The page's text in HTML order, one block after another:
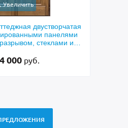
двустворчатая
панелями
стеклами и
руб.